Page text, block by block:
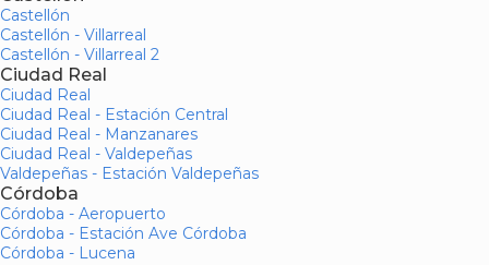
Castellón
Castellón - Villarreal
Castellón - Villarreal 2
Ciudad Real
Ciudad Real
Ciudad Real - Estación Central
Ciudad Real - Manzanares
Ciudad Real - Valdepeñas
Valdepeñas - Estación Valdepeñas
Córdoba
Córdoba - Aeropuerto
Córdoba - Estación Ave Córdoba
Córdoba - Lucena